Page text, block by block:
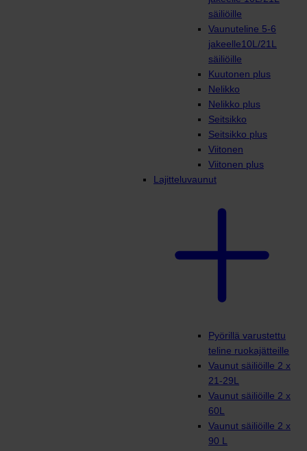
säiliöille
Vaunuteline 5-6
jakeelle10L/21L
säiliöille
Kuutonen plus
Nelikko
Nelikko plus
Seitsikko
Seitsikko plus
Viitonen
Viitonen plus
Lajitteluvaunut
Pyörillä varustettu
teline ruokajätteille
Vaunut säiliöille 2 x
21-29L
Vaunut säiliöille 2 x
60L
Vaunut säiliöille 2 x
90 L